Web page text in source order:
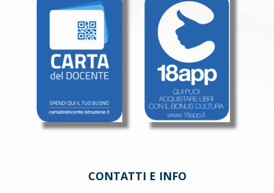
CONTATTI E INFO